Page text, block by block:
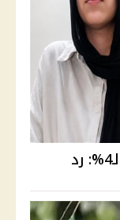
القصة الكاملة لأزمة ريم صاحبة الـ4%: رد